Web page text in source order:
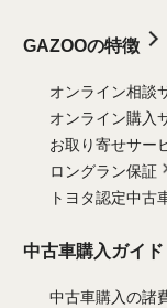
GAZOOの特徴
オンライン相談
オンライン購入
お取り寄せサー
ロングラン保証
トヨタ認定中古
中古車購入ガイド
中古車購入の諸